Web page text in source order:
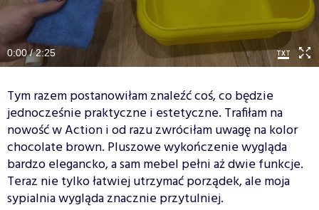
0:00 / 2:25
Tym razem postanowiłam znaleźć coś, co będzie
jednocześnie praktyczne i estetyczne. Trafiłam na
nowość w Action i od razu zwróciłam uwagę na kolor
chocolate brown. Pluszowe wykończenie wygląda
bardzo elegancko, a sam mebel pełni aż dwie funkcje.
Teraz nie tylko łatwiej utrzymać porządek, ale moja
sypialnia wygląda znacznie przytulniej.